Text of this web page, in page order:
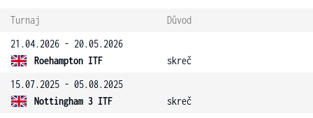
Turnaj
Důvod
21.04.2026 - 20.05.2026
Roehampton ITF
skreč
15.07.2025 - 05.08.2025
Nottingham 3 ITF
skreč